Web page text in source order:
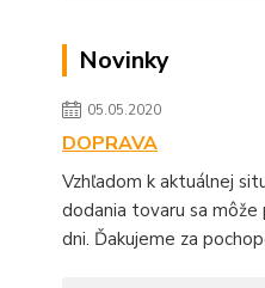
Novinky
05.05.2020
DOPRAVA
Vzhľadom k aktuálnej
dodania tovaru sa môže
dni. Ďakujeme za